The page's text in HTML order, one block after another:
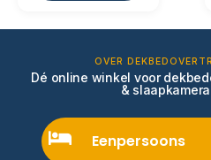
OVER
Dé online winkel voor
&
Eenpersoons